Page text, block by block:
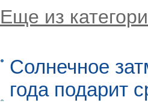
Еще из
Солнечное
года подарит